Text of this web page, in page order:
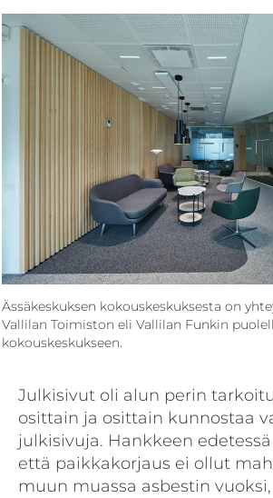
Ässäkeskuksen kokouskeskuksesta on
Vallilan Toimiston eli Vallilan Funkin
kokouskeskukseen.
Julkisivut oli alun perin
osittain ja osittain kunnostaa
julkisivuja. Hankkeen
että paikkakorjaus ei ollut
muun muassa asbestin